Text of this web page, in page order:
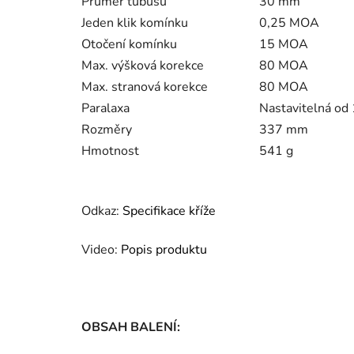
Jeden klik komínku
0,25 MOA
Otočení komínku
15 MOA
Max. výšková korekce
80 MOA
Max. stranová korekce
80 MOA
Paralaxa
Nastavitelná od
Rozměry
337 mm
Hmotnost
541 g
Odkaz: Specifikace kříže
Video: Popis produktu
OBSAH BALENÍ: